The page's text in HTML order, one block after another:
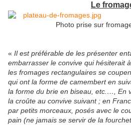
Le
Photo prise sur
« Il est préférable de les présenter
embarrasser le convive qui hésiterait
les fromages rectangulaires se
qui ont la forme de camembert en
la forme du brie en biseau, etc.…, En
la croûte au convive suivant ; en
par petits morceaux, posés avec le
pain (ne jamais se servir de la